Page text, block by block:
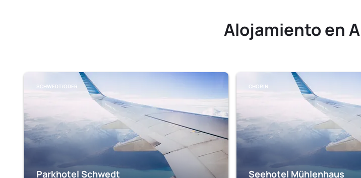
Alojamiento en
SCHWEDT/ODER
Parkhotel Schwedt
CHORIN
Seehotel Mühlenhaus